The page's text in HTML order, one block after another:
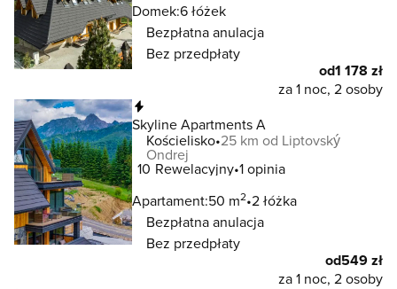
Domek:6 łóżek
Bezpłatna anulacja
Bez przedpłaty
od1 178 zł
za 1 noc, 2 osoby
Skyline Apartments A
Kościelisko 25 km od Liptovský
Ondrej
10 Rewelacyjny 1 opinia
Apartament:50 m2 2 łóżka
Bezpłatna anulacja
Bez przedpłaty
od549 zł
za 1 noc, 2 osoby